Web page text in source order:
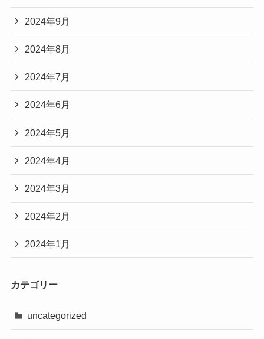
2024年9月
2024年8月
2024年7月
2024年6月
2024年5月
2024年4月
2024年3月
2024年2月
2024年1月
カテゴリー
uncategorized